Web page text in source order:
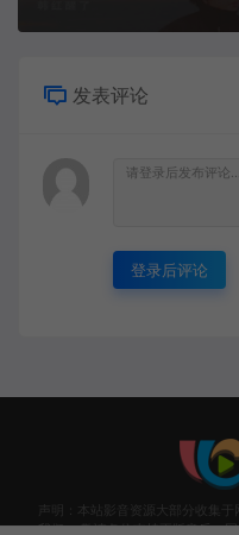
发表评论
登录后评论
声明：本站影音资源大部分收集
我们。 敬请各位支持正版音乐，